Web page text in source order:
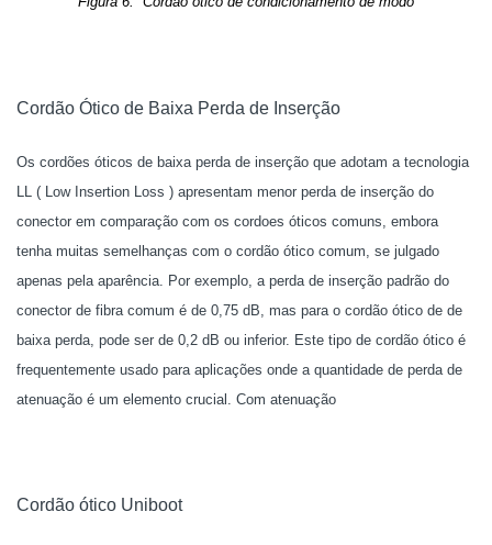
Cordão Ótico de Baixa Perda de Inserção
Os cordões óticos de baixa perda de inserção que adotam a tecnologia
LL ( Low Insertion Loss ) apresentam menor perda de inserção do
conector em comparação com os cordoes óticos comuns, embora
tenha muitas semelhanças com o cordão ótico comum, se julgado
apenas pela aparência. Por exemplo, a perda de inserção padrão do
conector de fibra comum é de 0,75 dB, mas para o cordão ótico de de
baixa perda, pode ser de 0,2 dB ou inferior. Este tipo de cordão ótico é
frequentemente usado para aplicações onde a quantidade de perda de
atenuação é um elemento crucial. Com atenuação
Cordão ótico Uniboot